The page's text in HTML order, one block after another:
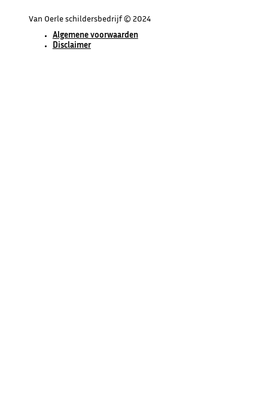
Van Oerle schildersbedrijf © 2024
Algemene voorwaarden
Disclaimer